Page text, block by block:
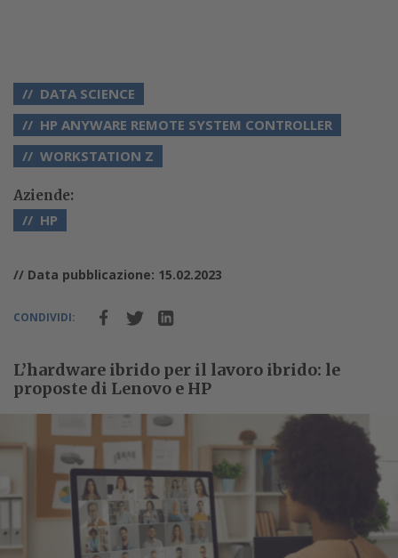
DATA SCIENCE
HP ANYWARE REMOTE SYSTEM CONTROLLER
WORKSTATION Z
Aziende:
HP
// Data pubblicazione: 15.02.2023
CONDIVIDI:
L’hardware ibrido per il lavoro ibrido: le
proposte di Lenovo e HP